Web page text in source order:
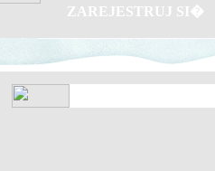
ZAREJESTRUJ SI�